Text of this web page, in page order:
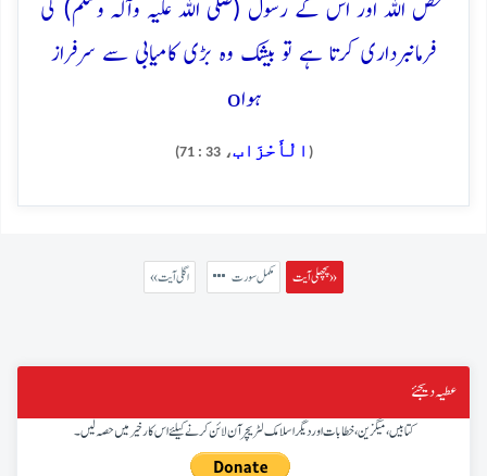
شخص اللہ اور اس کے رسول (صلی اللہ علیہ وآلہ وسلم) کی
فرمانبرداری کرتا ہے تو بیشک وہ بڑی کامیابی سے سرفراز
ہواo
( الْأَحْزَاب، 33 : 71)
پچھلی آیت » مکمل سورت « اگلی آیت
عطیہ دیجئے
کتابیں، میگزین، خطابات اور دیگر اسلامک لٹریچر آن لائن کرنے کیلئے اس کار خیر میں حصہ لیں۔